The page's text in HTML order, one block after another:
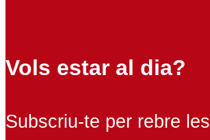
Vols estar al dia?
Subscriu-te per rebre